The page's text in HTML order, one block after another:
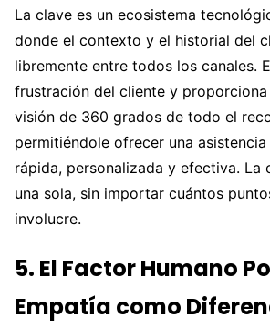
La clave es un ecosistema
donde el contexto y el historial del
libremente entre todos los canales.
frustración del cliente y proporciona
visión de 360 grados de todo el
permitiéndole ofrecer una
rápida, personalizada y efectiva. La
una sola, sin importar cuántos
involucre.
5. El Factor Humano
Empatía como